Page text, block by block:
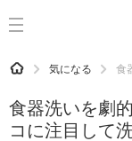
CATEGORY 記事カテゴ
運気
HOME 気になる 食
食器洗いを劇
コに注目して